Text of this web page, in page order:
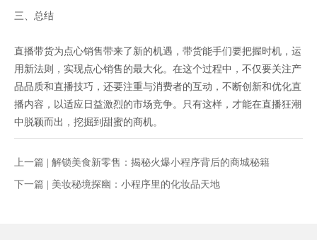
三、总结
直播带货为点心销售带来了新的机遇，带货能手们要把握时机，运
用新法则，实现点心销售的最大化。在这个过程中，不仅要关注产
品品质和直播技巧，还要注重与消费者的互动，不断创新和优化直
播内容，以适应日益激烈的市场竞争。只有这样，才能在直播狂潮
中脱颖而出，挖掘到甜蜜的商机。
上一篇 | 解锁美食新零售：揭秘火爆小程序背后的商城秘籍
下一篇 | 美妆秘境探幽：小程序里的化妆品天地